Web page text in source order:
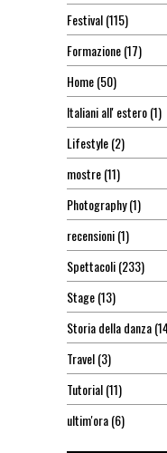
Festival(115)
Formazione(17)
Home(50)
Italiani all' estero(1)
Lifestyle(2)
mostre(11)
Photography(1)
recensioni(1)
Spettacoli(233)
Stage(13)
Storia della danza
Travel(3)
Tutorial(11)
ultim'ora(6)